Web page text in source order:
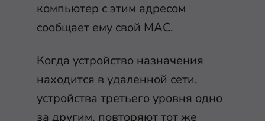
компьютер с этим адресом
сообщает ему свой MAC.
Когда устройство назначения
находится в удаленной сети,
устройства третьего уровня одно
за другим, повторяют тот же